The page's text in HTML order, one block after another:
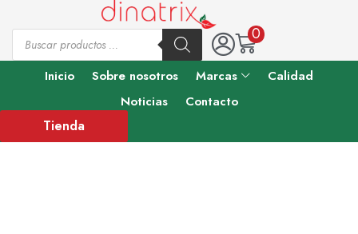
0
Inicio Sobre nosotros Marcas
Calidad
Noticias
Contacto
Tienda